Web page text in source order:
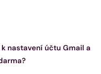
nastavení účtu Gmail a